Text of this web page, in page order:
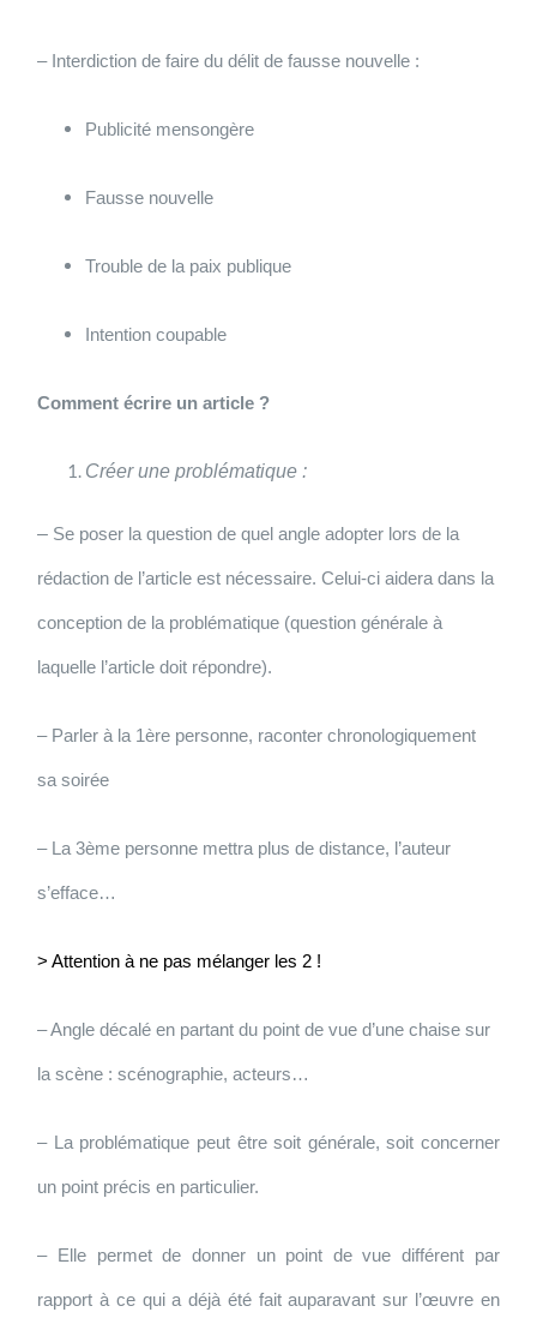
– Interdiction de faire du délit de fausse nouvelle :
Publicité mensongère
Fausse nouvelle
Trouble de la paix publique
Intention coupable
Comment écrire un article ?
Créer une problématique :
– Se poser la question de quel angle adopter lors de la
rédaction de l’article est nécessaire. Celui-ci aidera dans la
conception de la problématique (question générale à
laquelle l’article doit répondre).
– Parler à la 1ère personne, raconter chronologiquement
sa soirée
– La 3ème personne mettra plus de distance, l’auteur
s’efface…
> Attention à ne pas mélanger les 2 !
– Angle décalé en partant du point de vue d’une chaise sur
la scène : scénographie, acteurs…
– La problématique peut être soit générale, soit concerner
un point précis en particulier.
– Elle permet de donner un point de vue différent par
rapport à ce qui a déjà été fait auparavant sur l’œuvre en